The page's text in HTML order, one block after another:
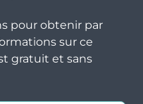
de la Côte
: festival
parcours
pour obtenir par
sur ce
gratuit et sans